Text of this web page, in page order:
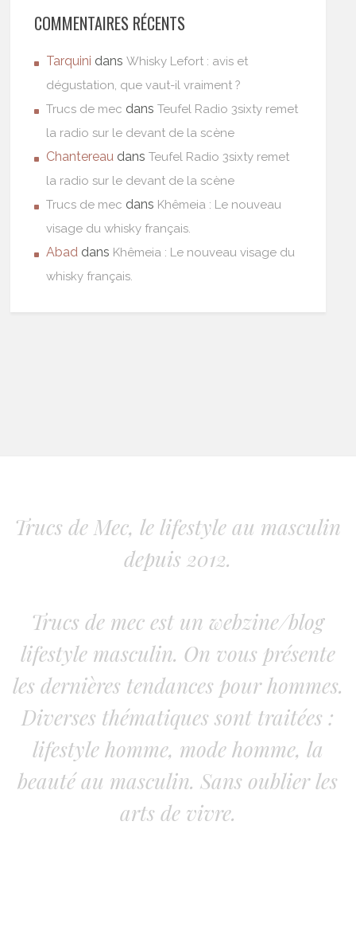
COMMENTAIRES RÉCENTS
Tarquini dansWhisky Lefort : avis et
dégustation, que vaut-il vraiment ?
Trucs de mec dansTeufel Radio 3sixty remet
la radio sur le devant de la scène
Chantereau dansTeufel Radio 3sixty remet
la radio sur le devant de la scène
Trucs de mec dans Khêmeia : Le nouveau
visage du whisky français.
Abad dans Khêmeia : Le nouveau visage du
whisky français.
Trucs de Mec, le lifestyle au masculin
depuis 2012.
Trucs de mec est un webzine/blog
lifestyle masculin. On vous présente
les dernières tendances pour hommes.
Diverses thématiques sont traitées :
lifestyle homme, mode homme, la
beauté au masculin. Sans oublier les
arts de vivre.